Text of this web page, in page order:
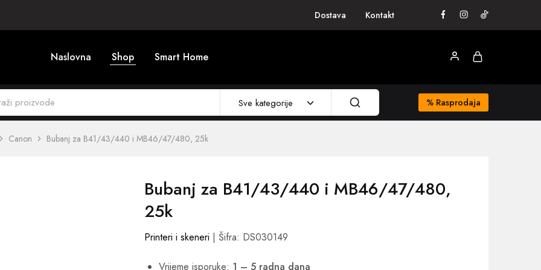
Dostava Kontakt
Naslovna Shop Smart Home
Sve kategorije % Rasprodaja
Canon Bubanj za B41/43/440 i MB46/47/480, 25k
Bubanj za B41/43/440 i MB46/47/480,
25k
Printeri i skeneri | Šifra: DS030149
Vrijeme isporuke: 1 – 5 radna dana